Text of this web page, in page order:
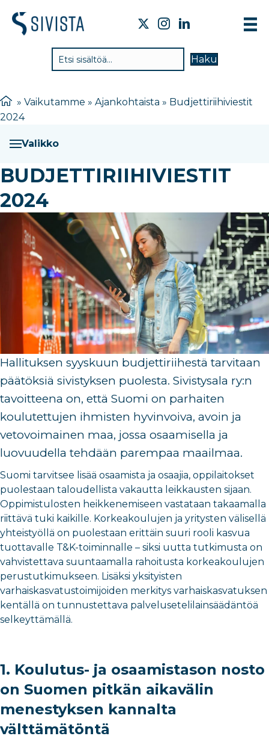
Haku
» Vaikutamme » Ajankohtaista » Budjettiriihiviestit
2024
Valikko
BUDJETTIRIIHIVIESTIT
2024
Hallituksen syyskuun budjettiriihestä tarvitaan
päätöksiä sivistyksen puolesta. Sivistysala ry:n
tavoitteena on, että Suomi on parhaiten
koulutettujen ihmisten hyvinvoiva, avoin ja
vetovoimainen maa, jossa osaamisella ja
luovuudella tehdään parempaa maailmaa.
Suomi tarvitsee lisää osaamista ja osaajia, oppilaitokset
puolestaan taloudellista vakautta leikkausten sijaan.
Oppimistulosten heikkenemiseen vastataan takaamalla
riittävä tuki kaikille. Korkeakoulujen ja yritysten välisellä
yhteistyöllä on puolestaan erittäin suuri rooli kasvua
tuottavalle T&K-toiminnalle – siksi uutta tutkimusta on
vahvistettava suuntaamalla rahoitusta korkeakoulujen
perustutkimukseen. Lisäksi yksityisten
varhaiskasvatustoimijoiden merkitys varhaiskasvatuksen
kentällä on tunnustettava palvelusetelilainsäädäntöä
selkeyttämällä.
1. Koulutus- ja osaamistason nosto
on Suomen pitkän aikavälin
menestyksen kannalta
välttämätöntä